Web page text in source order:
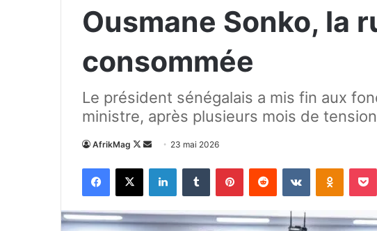
Ousmane Sonko, la
consommée
Le président sénégalais a mis fin aux
ministre, après plusieurs mois de
AfrikMag
Follow
Envoyer
courriel
23 mai 2026
Facebook
X LinkedinTumblr PinterestReddit VKontakte